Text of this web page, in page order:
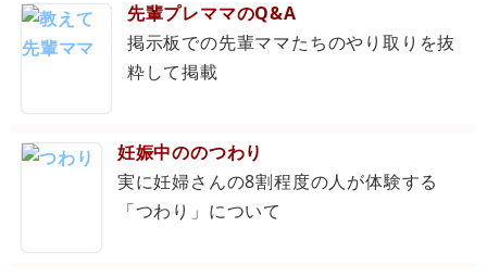
先輩プレママのQ&A
掲示板での先輩ママたちのやり取りを抜
粋して掲載
妊娠中ののつわり
実に妊婦さんの8割程度の人が体験する
「つわり」について